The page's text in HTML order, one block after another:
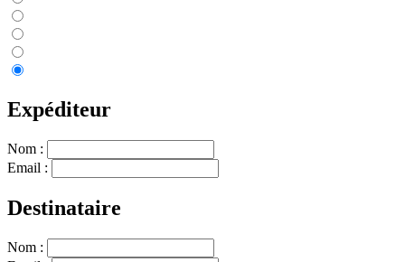
Expéditeur
Nom :
Email :
Destinataire
Nom :